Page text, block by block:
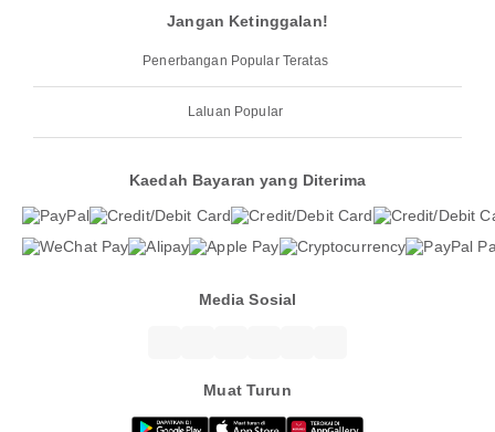
Jangan Ketinggalan!
Penerbangan Popular Teratas
Laluan Popular
Kaedah Bayaran yang Diterima
Media Sosial
Muat Turun